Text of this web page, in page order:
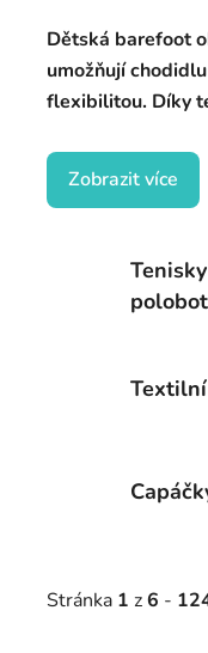
Dětská barefoot
umožňují
flexibilitou. Díky
Zobrazit více
Stránka 1 z6 -